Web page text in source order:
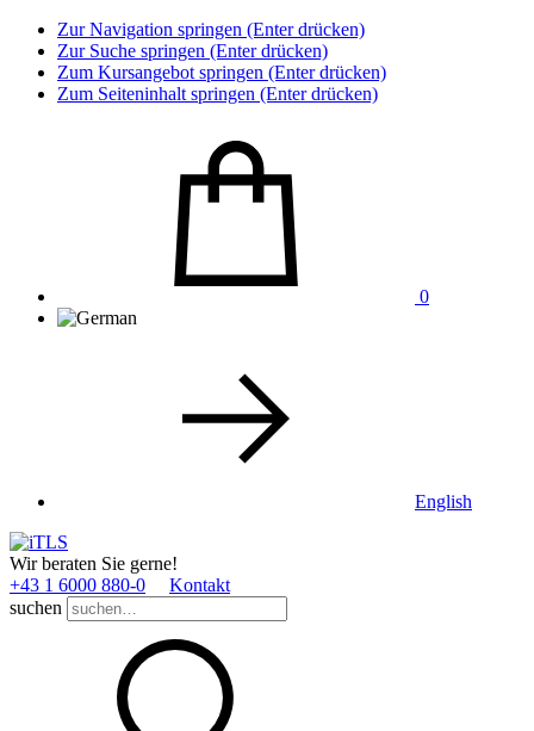
Zur Navigation springen (Enter drücken)
Zur Suche springen (Enter drücken)
Zum Kursangebot springen (Enter drücken)
Zum Seiteninhalt springen (Enter drücken)
0
English
Wir beraten Sie gerne!
+43 1 6000 880­-0
Kontakt
suchen